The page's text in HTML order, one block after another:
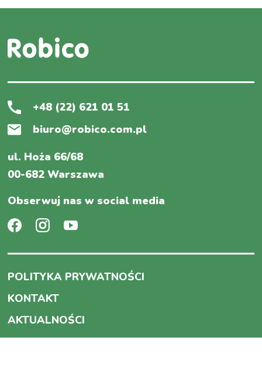
+48 (22) 621 01 51
biuro@robico.com.pl
ul. Hoża 66/68
00-682 Warszawa
Obserwuj nas w social media
POLITYKA PRYWATNOŚCI
KONTAKT
AKTUALNOŚCI
PRODUKTY